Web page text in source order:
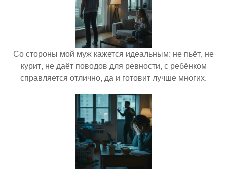
Со стороны мой муж кажется идеальным: не пьёт, не
курит, не даёт поводов для ревности, с ребёнком
справляется отлично, да и готовит лучше многих.